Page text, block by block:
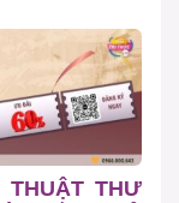
THUẬT THƯ